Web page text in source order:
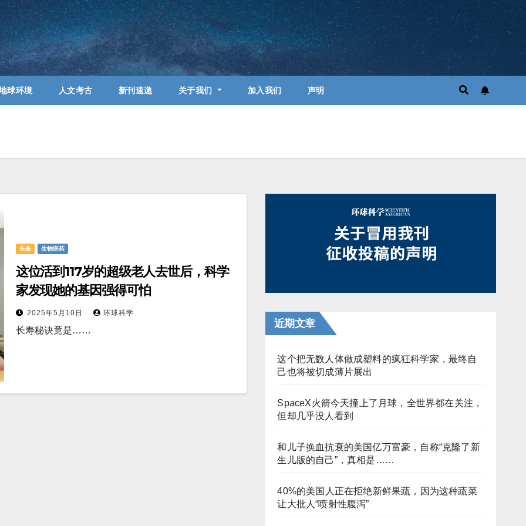
球环境 人文考古 新刊速递 关于我们 加入我们 声明
头条 生物医药
这位活到117岁的超级老人去世后，科学
家发现她的基因强得可怕
2025年5月10日 环球科学
长寿秘诀竟是……
近期文章
这个把无数人体做成塑料的疯狂科学家，最终自
己也将被切成薄片展出
SpaceX火箭今天撞上了月球，全世界都在关注，
但却几乎没人看到
和儿子换血抗衰的美国亿万富豪，自称“克隆了新
生儿版的自己”，真相是……
40%的美国人正在拒绝新鲜果蔬，因为这种蔬菜
让大批人“喷射性腹泻”